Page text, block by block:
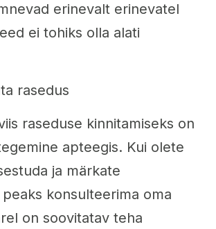
erinevalt erinevatel
ei tohiks olla alati
rasedus
raseduse kinnitamiseks on
apteegis. Kui olete
ja märkate
konsulteerima oma
on soovitatav teha